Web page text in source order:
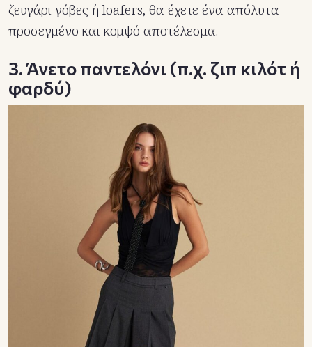
ζευγάρι γόβες ή loafers, θα έχετε ένα απόλυτα
προσεγμένο και κομψό αποτέλεσμα.
3. Άνετο παντελόνι (π.χ. ζιπ κιλότ ή
φαρδύ)